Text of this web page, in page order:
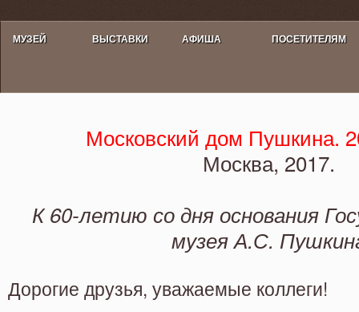
МУЗЕЙ ВЫСТАВКИ АФИША ПОСЕТИТЕЛЯМ
Московский дом Пушкина.
Московский дом Пушкина.
Москва, 2017.
К 60-летию со дня основания
музея А.С.
Дорогие друзья, уважаемые коллеги!